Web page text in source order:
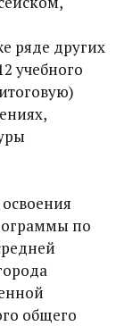
ряде других
учебного
по
общего